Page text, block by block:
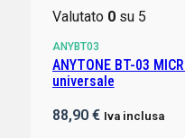
Valutato 0su 5
ANYBT03
ANYTONE BT-03
universale
88,90 € Iva inclusa